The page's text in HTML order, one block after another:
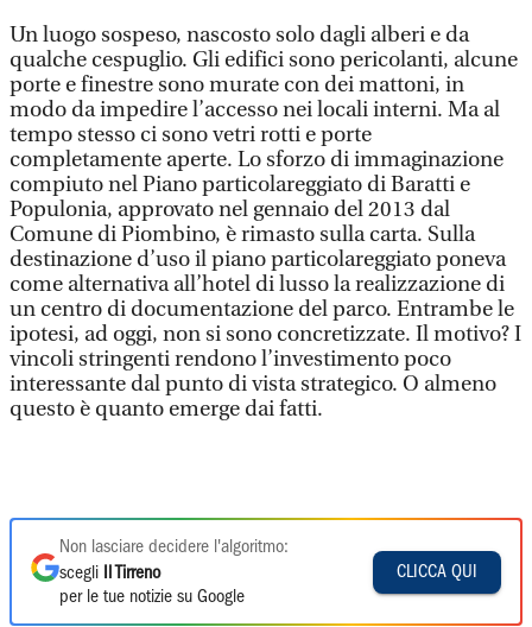
Un luogo sospeso, nascosto solo dagli alberi e da
qualche cespuglio. Gli edifici sono pericolanti, alcune
porte e finestre sono murate con dei mattoni, in
modo da impedire l’accesso nei locali interni. Ma al
tempo stesso ci sono vetri rotti e porte
completamente aperte. Lo sforzo di immaginazione
compiuto nel Piano particolareggiato di Baratti e
Populonia, approvato nel gennaio del 2013 dal
Comune di Piombino, è rimasto sulla carta. Sulla
destinazione d’uso il piano particolareggiato poneva
come alternativa all’hotel di lusso la realizzazione di
un centro di documentazione del parco. Entrambe le
ipotesi, ad oggi, non si sono concretizzate. Il motivo? I
vincoli stringenti rendono l’investimento poco
interessante dal punto di vista strategico. O almeno
questo è quanto emerge dai fatti.
Non lasciare decidere l'algoritmo:
scegli
Il Tirreno
per le tue notizie su Google
CLICCA QUI